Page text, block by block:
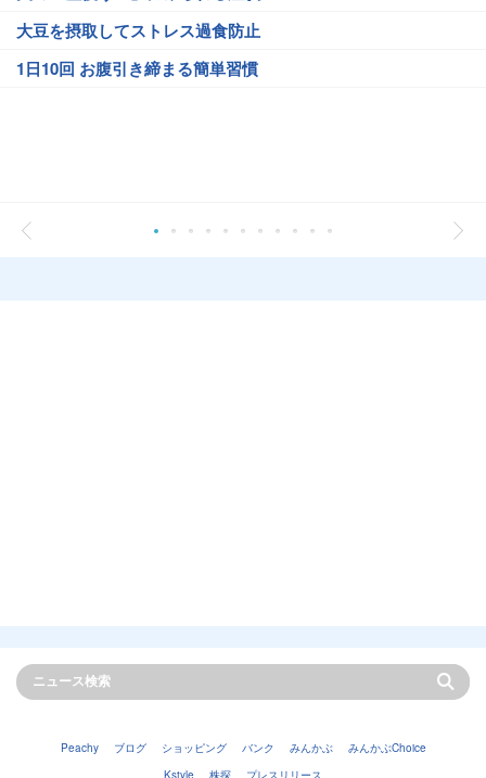
大豆を摂取してストレス過食防止
1日10回 お腹引き締まる簡単習慣
Peachy ブログ ショッピング バンク みんかぶ
みんかぶChoice
Kstyle
株探 プレスリリース